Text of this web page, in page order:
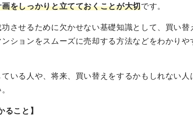
をしっかりと立てておくことが大切です。
させるために欠かせない基礎知識として、買い替
ションをスムーズに売却する方法などをわかりや
いる人や、将来、買い替えをするかもしれない人
ること】